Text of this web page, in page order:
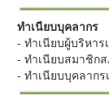
ทำเนียบบุคลากร
- ทำเนียบผู้บริหา
- ทำเนียบสมาชิก
- ทำเนียบบุคลาก